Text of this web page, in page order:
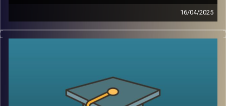
16/04/2025
בגופנו חיים כ-40 טריליון חיידקים, אבל רק בשנים האחרונות
אנחנו מתחילים להבין עד כמה הם חכמים. מחקרים מגלים
בפרק הזה נגלה איך היצורים הזעירים הללו, שנחשבו בעבר
לפשוטים, בעצם חיים כחברה מתוחכמת, משתפים פעולה
ואפילו מקריבים את עצמם – וכל זה עשוי להוביל למהפכה